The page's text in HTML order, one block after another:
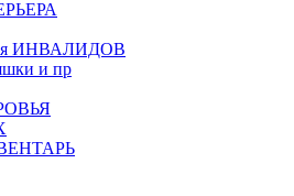
ИНВАЛИДОВ
и пр